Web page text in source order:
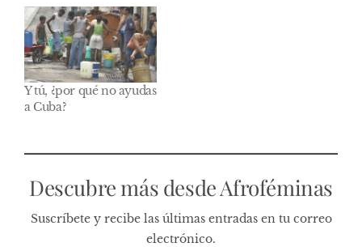
Y tú, ¿por qué no ayudas
a Cuba?
Descubre más desde Afroféminas
Suscríbete y recibe las últimas entradas en tu correo
electrónico.